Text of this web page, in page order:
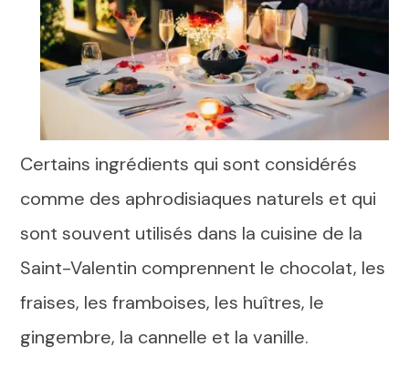
Certains ingrédients qui sont considérés
comme des aphrodisiaques naturels et qui
sont souvent utilisés dans la cuisine de la
Saint-Valentin comprennent le chocolat, les
fraises, les framboises, les huîtres, le
gingembre, la cannelle et la vanille.